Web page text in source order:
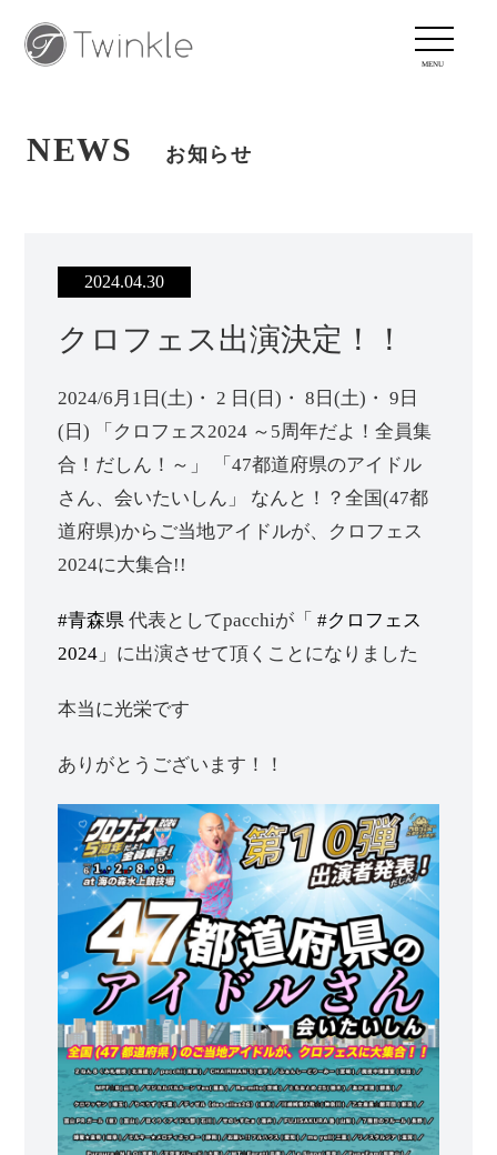
NEWS お知らせ
2024.04.30
クロフェス出演決定！！
2024/6月1日(土)・ 2 日(日)・ 8日(土)・ 9日
(日) 「クロフェス2024 ～5周年だよ！全員集
合！だしん！～」 「47都道府県のアイドル
さん、会いたいしん」 なんと！？全国(47都
道府県)からご当地アイドルが、クロフェス
2024に大集合!!
#青森県 代表としてpacchiが「#クロフェス
2024 」に出演させて頂くことになりました
本当に光栄です
ありがとうございます！！